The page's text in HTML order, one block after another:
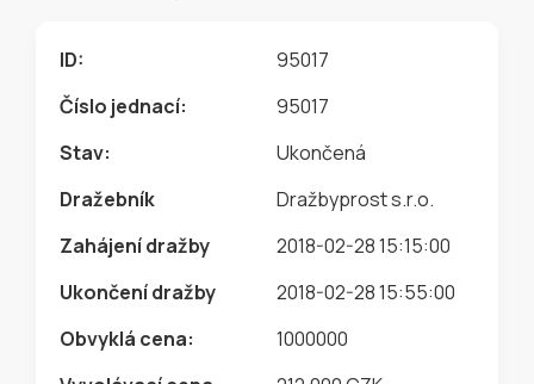
ID:
95017
Číslo jednací:
95017
Stav:
Ukončená
Dražebník
Dražbyprost s.r.o.
Zahájení dražby
2018-02-28 15:15:00
Ukončení dražby
2018-02-28 15:55:00
Obvyklá cena:
1000000